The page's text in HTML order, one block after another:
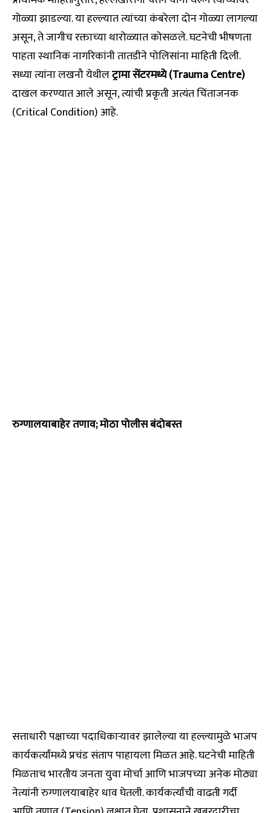
गोळ्या झाडल्या. या हल्ल्यात त्यांच्या कंबरेला दोन गोळ्या लागल्या
असून, ते जागीच रक्ताच्या थारोळ्यात कोसळले. घटनेची भीषणता
पाहता स्थानिक नागरिकांनी तातडीने पोलिसांना माहिती दिली.
सध्या त्यांना लखनौ येथीलट्रामा सेंटरमध्ये (Trauma Centre)
दाखल करण्यात आले असून, त्यांची प्रकृती अत्यंत चिंताजनक
(Critical Condition) आहे.
रुग्णालयाबाहेर तणाव; मोठा पोलीस बंदोबस्त
सत्ताधारी पक्षाच्या पदाधिकाऱ्यावर झालेल्या या हल्ल्यामुळे भाजप
कार्यकर्त्यांमध्ये प्रचंड संताप पाहायला मिळत आहे. घटनेची माहिती
मिळताच भारतीय जनता युवा मोर्चा आणि भाजपच्या अनेक मोठ्या
नेत्यांनी रुग्णालयाबाहेर धाव घेतली. कार्यकर्त्यांची वाढती गर्दी